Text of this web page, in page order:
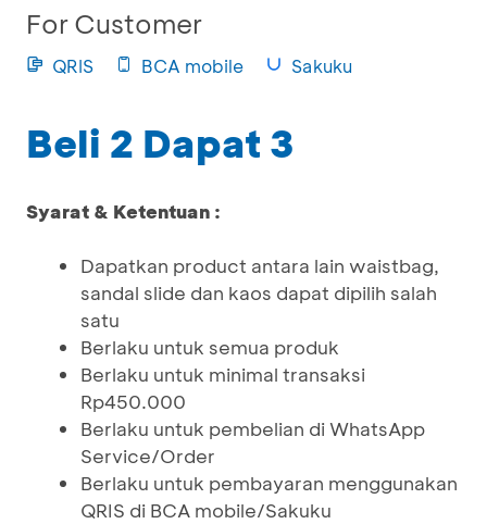
For Customer
QRIS BCA mobile Sakuku
Beli 2 Dapat 3
Syarat & Ketentuan :
Dapatkan product antara lain waistbag,
sandal slide dan kaos dapat dipilih salah
satu
Berlaku untuk semua produk
Berlaku untuk minimal transaksi
Rp450.000
Berlaku untuk pembelian di WhatsApp
Service/Order
Berlaku untuk pembayaran menggunakan
QRIS di BCA mobile/Sakuku